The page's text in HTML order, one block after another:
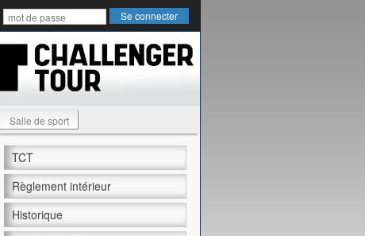
Salle de sport
TCT
Règlement intérieur
Historique